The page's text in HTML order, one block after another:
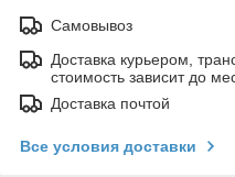
Самовывоз
Доставка курьером,
стоимость зависит до
Доставка почтой
Все условия доставки